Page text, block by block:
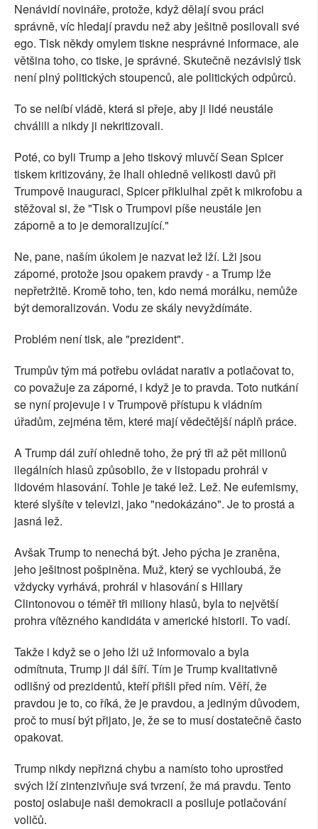
Nenávidí novináře, protože, když dělají svou práci
správně, víc hledají pravdu než aby ješitně posilovali své
ego. Tisk někdy omylem tiskne nesprávné informace, ale
většina toho, co tiske, je správné. Skutečně nezávislý tisk
není plný politických stoupenců, ale politických odpůrců.
To se nelíbí vládě, která si přeje, aby ji lidé neustále
chválili a nikdy ji nekritizovali.
Poté, co byli Trump a jeho tiskový mluvčí Sean Spicer
tiskem kritizovány, že lhali ohledně velikosti davů při
Trumpově inauguraci, Spicer přiklulhal zpět k mikrofobu a
stěžoval si, že "Tisk o Trumpovi píše neustále jen
záporně a to je demoralizující."
Ne, pane, naším úkolem je nazvat lež lží. Lži jsou
záporné, protože jsou opakem pravdy - a Trump lže
nepřetržitě. Kromě toho, ten, kdo nemá morálku, nemůže
být demoralizován. Vodu ze skály nevyždímáte.
Problém není tisk, ale "prezident".
Trumpův tým má potřebu ovládat narativ a potlačovat to,
co považuje za záporné, i když je to pravda. Toto nutkání
se nyní projevuje i v Trumpově přístupu k vládním
úřadům, zejména těm, které mají vědečtější náplň práce.
A Trump dál zuří ohledně toho, že prý tři až pět milionů
ilegálních hlasů způsobilo, že v listopadu prohrál v
lidovém hlasování. Tohle je také lež. Lež. Ne eufemismy,
které slyšíte v televizi, jako "nedokázáno". Je to prostá a
jasná lež.
Avšak Trump to nenechá být. Jeho pýcha je zraněna,
jeho ješitnost pošpiněna. Muž, který se vychloubá, že
vždycky vyrhává, prohrál v hlasování s Hillary
Clintonovou o téměř tři miliony hlasů, byla to největší
prohra vítězného kandidáta v americké historii. To vadí.
Takže i když se o jeho lži už informovalo a byla
odmítnuta, Trump ji dál šíří. Tím je Trump kvalitativně
odlišný od prezidentů, kteří přišli před ním. Věří, že
pravdou je to, co říká, že je pravdou, a jediným důvodem,
proč to musí být přijato, je, že se to musí dostatečně často
opakovat.
Trump nikdy nepřizná chybu a namísto toho uprostřed
svých lží zintenzivňuje svá tvrzení, že má pravdu. Tento
postoj oslabuje naši demokracii a posiluje potlačování
voličů.